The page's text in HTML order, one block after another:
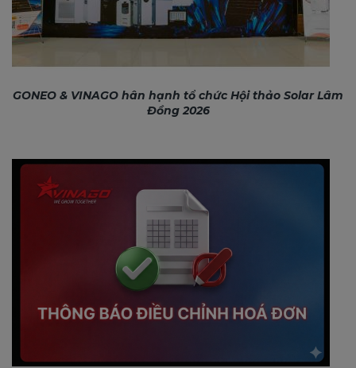
GONEO & VINAGO hân hạnh tổ chức Hội thảo Solar Lâm
Đồng 2026